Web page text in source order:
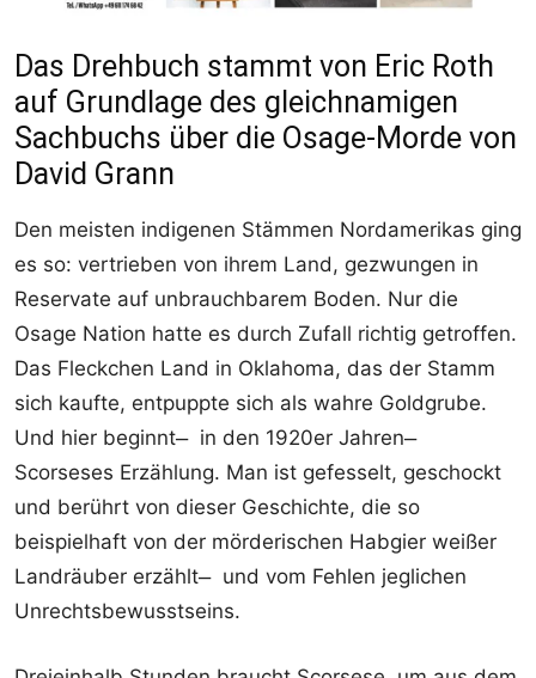
Das Drehbuch stammt von Eric Roth
auf Grundlage des gleichnamigen
Sachbuchs über die Osage-Morde von
David Grann
Den meisten indigenen Stämmen Nordamerikas ging
es so: vertrieben von ihrem Land, gezwungen in
Reservate auf unbrauchbarem Boden. Nur die
Osage Nation hatte es durch Zufall richtig getroffen.
Das Fleckchen Land in Oklahoma, das der Stamm
sich kaufte, entpuppte sich als wahre Goldgrube.
Und hier beginnt ̶ in den 1920er Jahren ̶
Scorseses Erzählung. Man ist gefesselt, geschockt
und berührt von dieser Geschichte, die so
beispielhaft von der mörderischen Habgier weißer
Landräuber erzählt ̶ und vom Fehlen jeglichen
Unrechtsbewusstseins.